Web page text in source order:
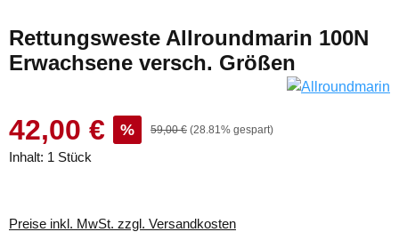
Rettungsweste Allroundmarin 100N
Erwachsene versch. Größen
42,00 € % 59,00 € (28.81% gespart)
Inhalt: 1 Stück
Preise inkl. MwSt. zzgl. Versandkosten